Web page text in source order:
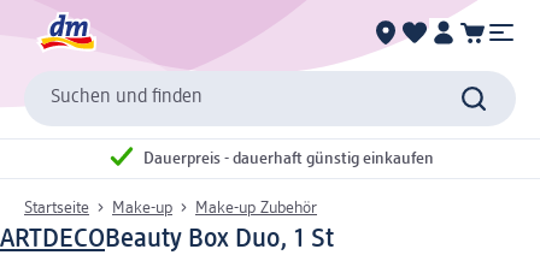
Suchen und finden
Dauerpreis - dauerhaft günstig einkaufen
Startseite Make-up Make-up Zubehör
ARTDECOBeauty Box Duo, 1 St